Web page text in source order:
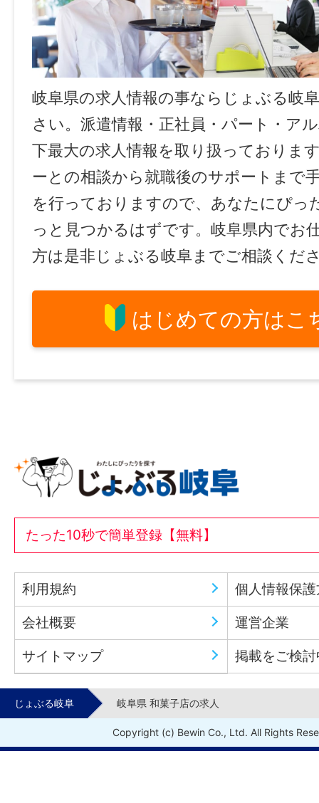
岐阜県の求人情報の事ならじょぶる岐
さい。派遣情報・正社員・パート・ア
下最大の求人情報を取り扱っておりま
ーとの相談から就職後のサポートまで
を行っておりますので、あなたにぴっ
っと見つかるはずです。岐阜県内でお
方は是非じょぶる岐阜までご相談くだ
はじめての方はこ
たった10秒で簡単登録【無料】
利用規約 個人情報保
会社概要 運営企業
サイトマップ 掲載をご検
じょぶる岐阜 岐阜県 和菓子店の求人
Copyright (c) Bewin Co., Ltd. All Rights